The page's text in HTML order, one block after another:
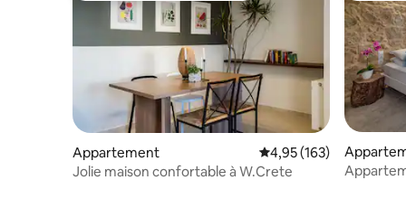
Appartement Évaluation moyenne
4,95 (163)
Jolie maison confortable à W.Crete